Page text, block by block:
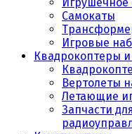
Самокаты
Игровые
Квадрокоптеры
Вертолеты
Летающие
Запчасти